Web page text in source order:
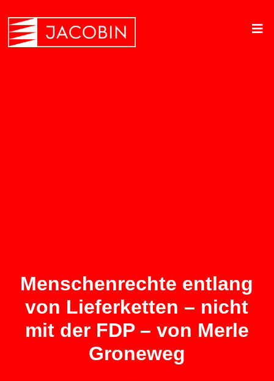
Menschenrechte entlang
von Lieferketten – nicht
mit der FDP – von Merle
Groneweg